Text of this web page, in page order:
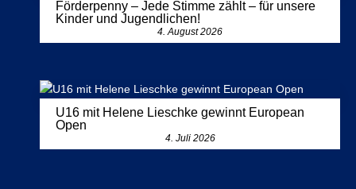
Förderpenny – Jede Stimme zählt – für unsere
Kinder und Jugendlichen!
4. August 2026
U16 mit Helene Lieschke gewinnt European
Open
4. Juli 2026